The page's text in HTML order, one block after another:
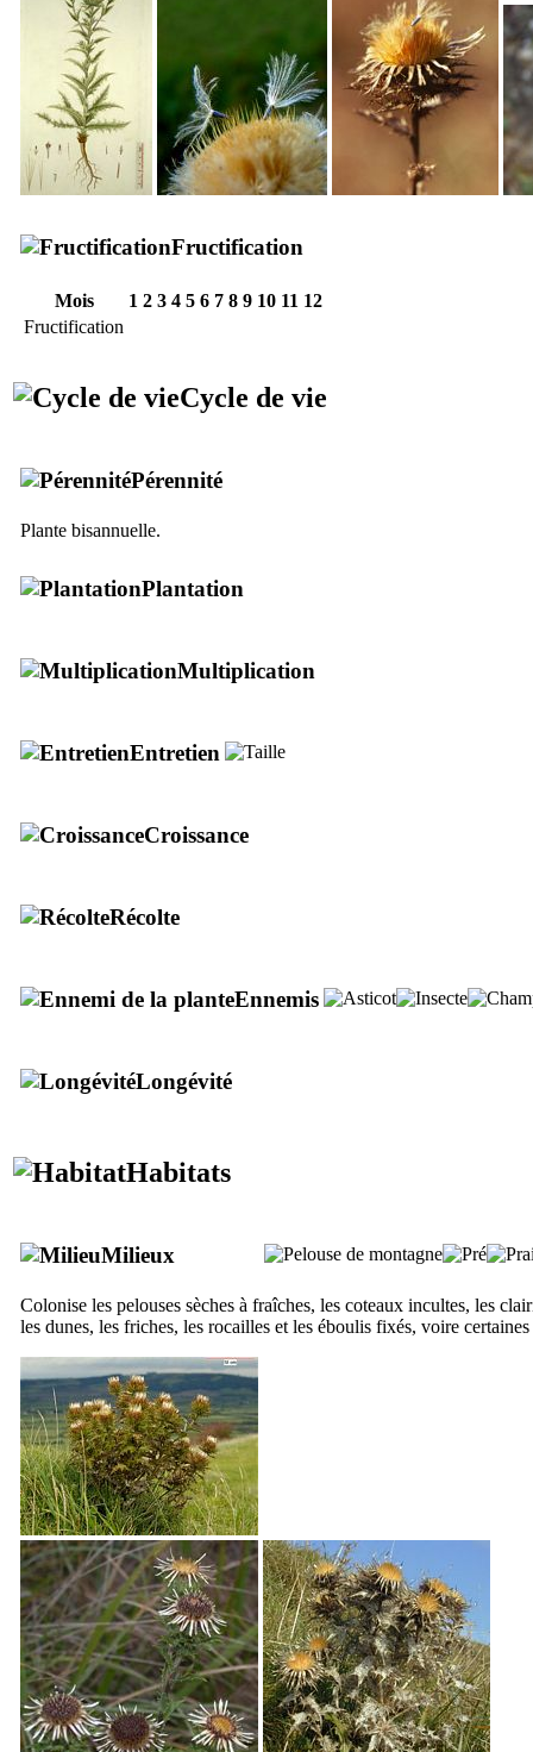
Fructification
Mois 1 2 3 4 5 6 7 8 9 10 11 12
Fructification
Cycle de vie
Pérennité
Plante bisannuelle.
Plantation
Multiplication
Entretien
Croissance
Récolte
Ennemis
Longévité
Habitats
Milieux
Colonise les pelouses sèches à fraîches, les coteaux incultes, les
les dunes, les friches, les rocailles et les éboulis fixés, voire